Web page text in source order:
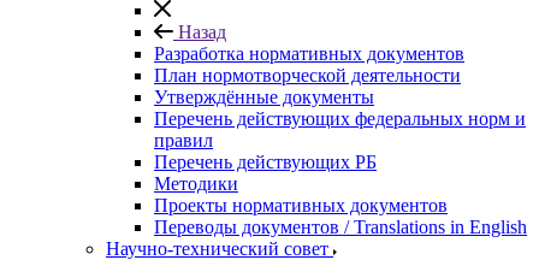
Назад
Разработка нормативных документов
План нормотворческой деятельности
Утверждённые документы
Перечень действующих федеральных норм и
правил
Перечень действующих РБ
Методики
Проекты нормативных документов
Переводы документов / Translations in English
Научно-технический совет